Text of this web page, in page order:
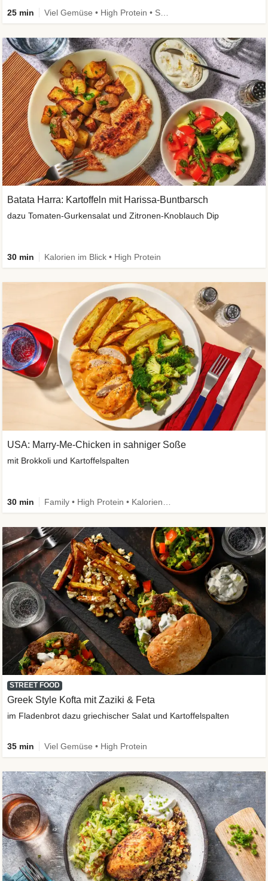
25 min
Batata Harra: Kartoffeln mit Harissa-Buntbarsch
dazu Tomaten-Gurkensalat und Zitronen-Knoblauch Dip
30 min Kalorien im Blick • High Protein
USA: Marry-Me-Chicken in sahniger Soße
mit Brokkoli und Kartoffelspalten
30 min
STREET FOOD
Greek Style Kofta mit Zaziki & Feta
im Fladenbrot dazu griechischer Salat und Kartoffelspalten
35 min Viel Gemüse • High Protein